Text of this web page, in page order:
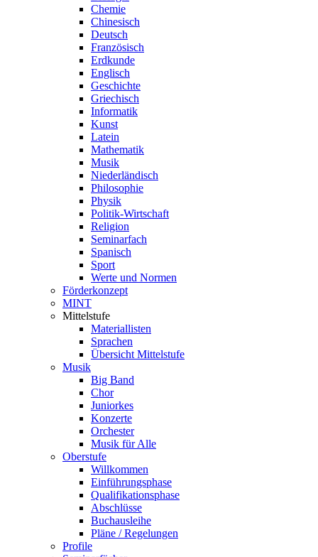
Chemie
Chinesisch
Deutsch
Französisch
Erdkunde
Englisch
Geschichte
Griechisch
Informatik
Kunst
Latein
Mathematik
Musik
Niederländisch
Philosophie
Physik
Politik-Wirtschaft
Religion
Seminarfach
Spanisch
Sport
Werte und Normen
Förderkonzept
MINT
Mittelstufe
Materiallisten
Sprachen
Übersicht Mittelstufe
Musik
Big Band
Chor
Juniorkes
Konzerte
Orchester
Musik für Alle
Oberstufe
Willkommen
Einführungsphase
Qualifikationsphase
Abschlüsse
Buchausleihe
Pläne / Regelungen
Profile